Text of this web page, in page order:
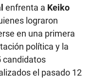
enfrenta a Keiko
lograron
en una primera
política y la
candidatos
el pasado 12